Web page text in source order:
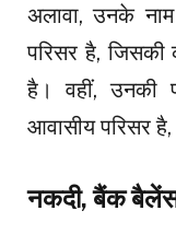
अलावा, उनके
परिसर है,
है। वहीं, उनकी
आवासीय परिसर
नकदी, बैंक